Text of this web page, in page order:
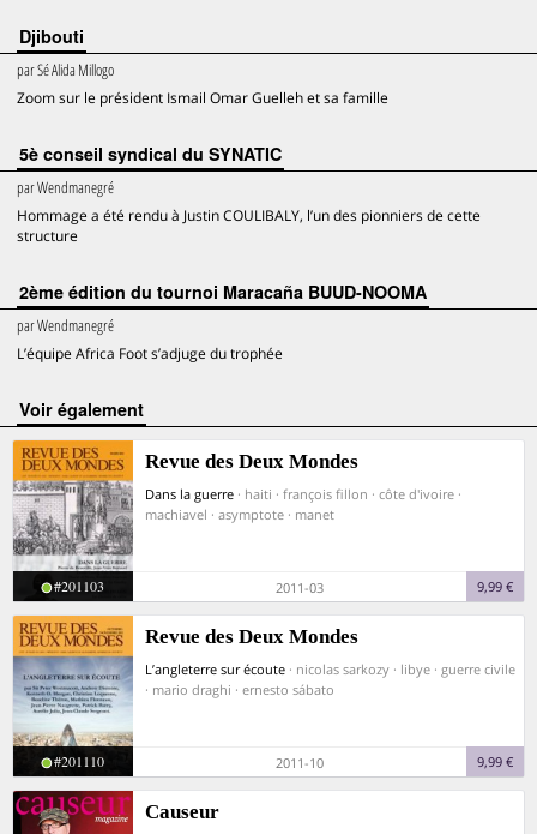
Djibouti
parSé Alida Millogo
Zoom sur le président Ismail Omar Guelleh et sa famille
5è conseil syndical du SYNATIC
parWendmanegré
Hommage a été rendu à Justin COULIBALY, l’un des pionniers de cette
structure
2ème édition du tournoi Maracaña BUUD-NOOMA
parWendmanegré
L’équipe Africa Foot s’adjuge du trophée
voir également
Revue des Deux Mondes
Dans la guerre · haiti · françois fillon · côte d'ivoire ·
machiavel · asymptote · manet
#201103 2011-03 9,99 €
Revue des Deux Mondes
L’angleterre sur écoute · nicolas sarkozy · libye · guerre civile
· mario draghi · ernesto sábato
#201110 2011-10 9,99 €
Causeur